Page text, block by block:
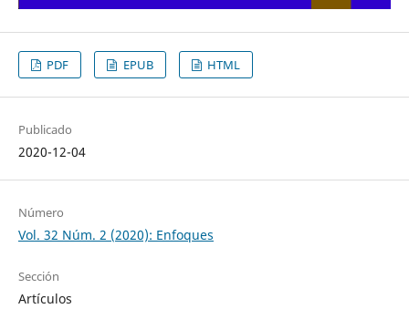
PDF EPUB HTML
Publicado
2020-12-04
Número
Vol. 32 Núm. 2 (2020): Enfoques
Sección
Artículos